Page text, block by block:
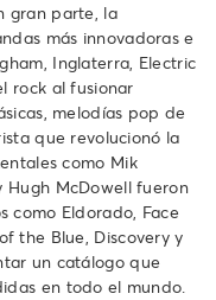
gran parte, la
más innovadoras e
Inglaterra, Electric
rock al fusionar
melodías pop de
que revolucionó la
como Mik
Hugh McDowell fueron
como Eldorado, Face
the Blue, Discovery y
un catálogo que
en todo el mundo.